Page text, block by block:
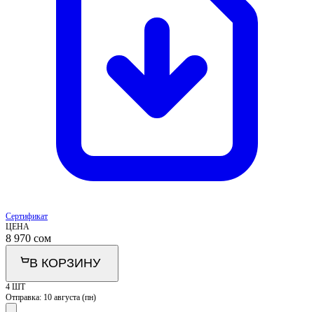
Сертификат
ЦЕНА
8 970 сом
В КОРЗИНУ
4 ШТ
Отправка: 10 августа (пн)